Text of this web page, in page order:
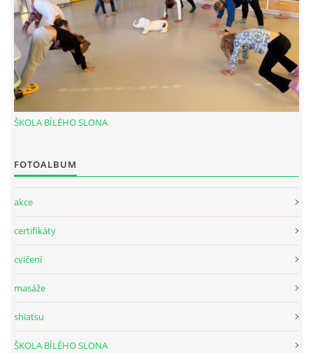
MANUÁLNÍ LYMFODRENÁŽ
MASÁŽ HORKÝMI LÁVOVÝMI KAMENY - HOT STONES
ČÍNSKÁ ENERGETICKÁ MASÁŽ
FOTOALBUM
KONTAKT
ŠKOLA BÍLÉHO SLONA
FOTOALBUM
akce
certifikáty
cvičení
masáže
shiatsu
ŠKOLA BÍLÉHO SLONA